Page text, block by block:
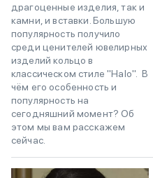
драгоценные изделия, так и
камни, и вставки. Большую
популярность получило
среди ценителей ювелирных
изделий кольцо в
классическом стиле "Halo". В
чём его особенность и
популярность на
сегодняшний момент? Об
этом мы вам расскажем
сейчас.